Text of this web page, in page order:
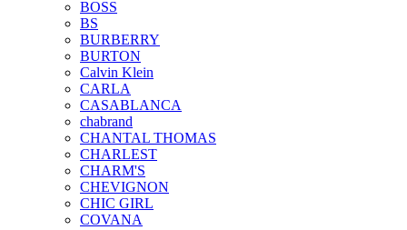
BOSS
BS
BURBERRY
BURTON
Calvin Klein
CARLA
CASABLANCA
chabrand
CHANTAL THOMAS
CHARLEST
CHARM'S
CHEVIGNON
CHIC GIRL
COVANA